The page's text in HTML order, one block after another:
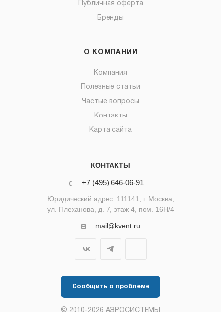
Публичная оферта
Бренды
О КОМПАНИИ
Компания
Полезные статьи
Частые вопросы
Контакты
Карта сайта
КОНТАКТЫ
+7 (495) 646-06-91
Юридический адрес: 111141, г. Москва,
ул. Плеханова, д. 7, этаж 4, пом. 16Н/4
mail@kvent.ru
Сообщить о проблеме
© 2010-2026 АЭРОСИСТЕМЫ